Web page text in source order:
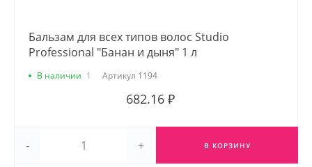
Бальзам для всех типов волос Studio
Professional "Банан и дыня" 1 л
В наличии 1 Артикул 1194
682.16 ₽
- + В КОРЗИНУ